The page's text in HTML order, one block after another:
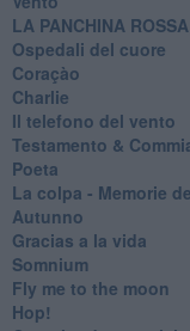
​LA PANCHINA
Ospedali del cuore
Coraçào
Charlie
Il telefono del vento
Testamento &
Poeta
​La colpa - Memorie
Autunno
Gracias a la vida
Somnium
Fly me to the moon
Hop!